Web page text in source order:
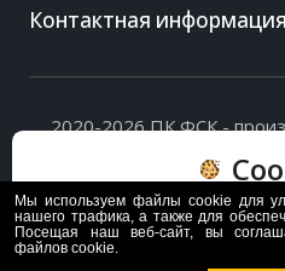
Контактная информация
2020-2026 ПК ФСК -
Политика обработки
на их
Пользуясь сайтом, вы
обработки и
Мы используем файлы cookie для
нашего трафика, а также для
Посещая наш веб-сайт, вы
файлов cookie.